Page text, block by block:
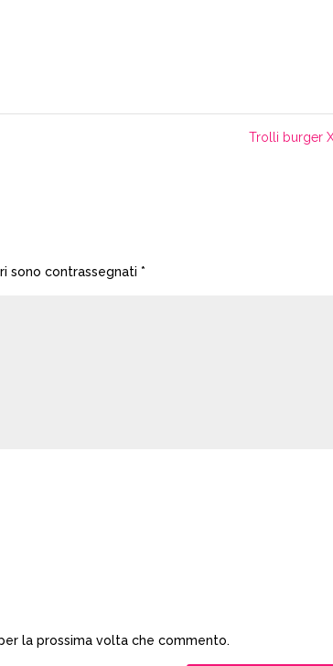
Trolli burger
sono contrassegnati*
la prossima volta che commento.